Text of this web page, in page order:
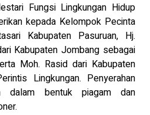
Fungsi Lingkungan Hidup
kepada Kelompok Pecinta
Kabupaten Pasuruan, Hj.
Kabupaten Jombang sebagai
Moh. Rasid dari Kabupaten
Lingkungan. Penyerahan
dalam bentuk piagam dan